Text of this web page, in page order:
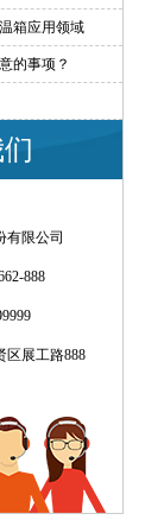
箱应用领域
的事项？
有限公司
888
区展工路888